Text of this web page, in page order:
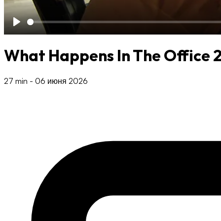
Play
What Happens In The Office
27 min - 06 июня 2026